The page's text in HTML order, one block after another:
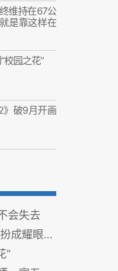
维持在67公
是靠这样在
校园之花”
》破9月开画
会失去
眼的星辰
”